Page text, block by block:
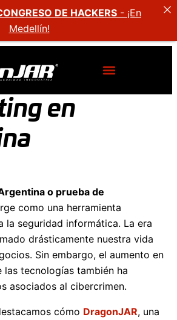
en
o prueba de
como una herramienta
la seguridad informática. La era
drásticamente nuestra vida
Sin embargo, el aumento en
las tecnologías también ha
asociados al cibercrimen.
cómo DragonJAR, una
DE HACKERS - ¡En
Medellín!